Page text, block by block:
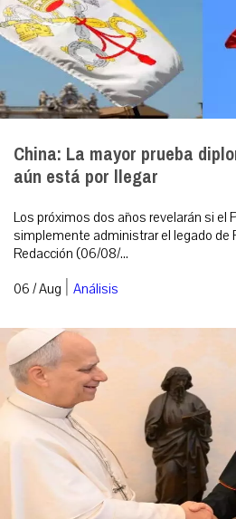
China: La mayor prueba
aún está por llegar
Los próximos dos años revelarán si el
simplemente administrar el legado de
Redacción (06/08/...
06 / Aug | Análisis